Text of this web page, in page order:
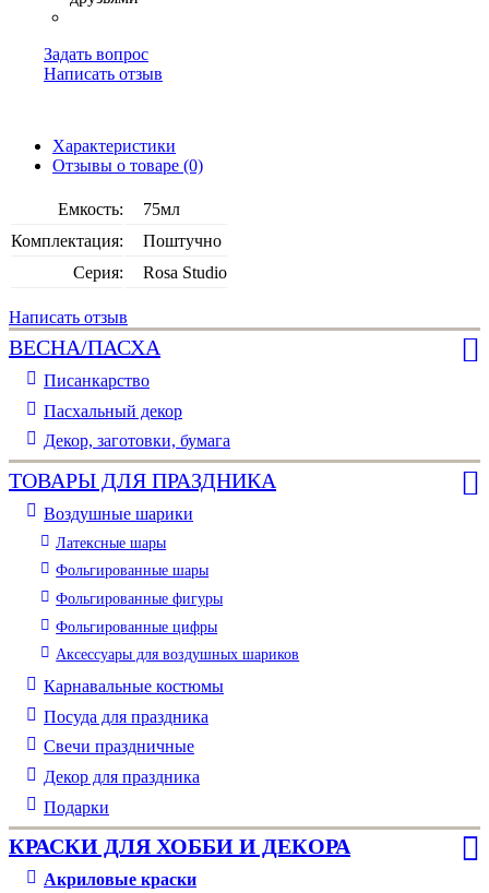
Задать вопрос
Написать отзыв
Характеристики
Отзывы о товаре (0)
Емкость:
75мл
Комплектация:
Поштучно
Серия:
Rosa Studio
Написать отзыв
ВЕСНА/ПАСХА
Писанкарство
Пасхальный декор
Декор, заготовки, бумага
ТОВАРЫ ДЛЯ ПРАЗДНИКА
Воздушные шарики
Латексные шары
Фольгированные шары
Фольгированные фигуры
Фольгированные цифры
Аксессуары для воздушных шариков
Карнавальные костюмы
Посуда для праздника
Свечи праздничные
Декор для праздника
Подарки
КРАСКИ ДЛЯ ХОББИ И ДЕКОРА
Акриловые краски